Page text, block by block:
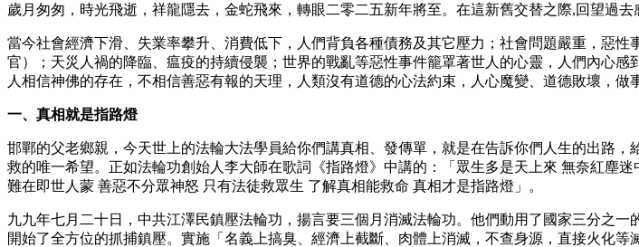
歲月匆匆，時光飛逝，祥龍隱去，金蛇飛來，轉眼二零二五新年將至。在這新舊交替之際,回望過
當今社會經濟下滑、失業率攀升、消費低下，人們背負各種債務及其它壓力；社會問題嚴重，惡
官）；天災人禍的降臨、瘟疫的持續侵襲；世界的戰亂等惡性事件籠罩著世人的心靈，人們內心
人相信神佛的存在，不相信善惡有報的天理，人類沒有道德的心法約束，人心魔變、道德敗壞，
一、真相就是指路燈
邯鄲的父老鄉親，今天世上的法輪大法學員給你們講真相、發傳單，就是在告訴你們人生的出路
救的唯一希望。正如法輪功創始人李大師在歌詞《指路燈》中講的：「眾生多是天上來 無奈紅塵
難在即世人蒙 善惡不分眾神怒 只有法徒救眾生 了解真相能救命 真相才是指路燈」。
九九年七月二十日，中共江澤民鎮壓法輪功，揚言要三個月消滅法輪功。他們動用了國家三分之
開始了全方位的抓捕鎮壓。實施「名義上搞臭、經濟上截斷、肉體上消滅，不查身源，直接火化